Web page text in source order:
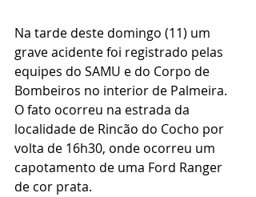
Na tarde deste domingo (11) um
grave acidente foi registrado pelas
equipes do SAMU e do Corpo de
Bombeiros no interior de Palmeira.
O fato ocorreu na estrada da
localidade de Rincão do Cocho por
volta de 16h30, onde ocorreu um
capotamento de uma Ford Ranger
de cor prata.